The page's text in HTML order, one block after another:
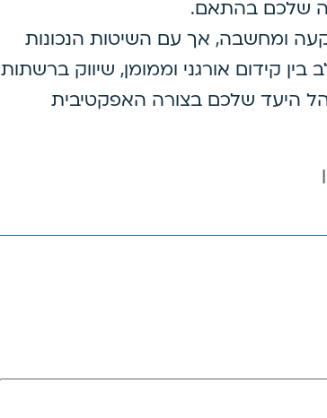
שלכם בהתאם.
ומחשבה, אך עם השיטות הנכונות
קידום אורגני וממומן, שיווק ברשתות
היעד שלכם בצורה האפקטיבית